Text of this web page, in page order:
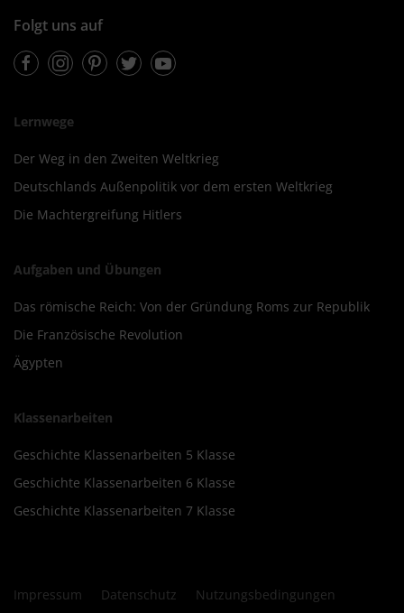
Folgt uns auf
FacebookInstagramPinterestTwitterYoutube
Lernwege
Der Weg in den Zweiten Weltkrieg
Deutschlands Außenpolitik vor dem ersten Weltkrieg
Die Machtergreifung Hitlers
Aufgaben und Übungen
Das römische Reich: Von der Gründung Roms zur Republik
Die Französische Revolution
Ägypten
Klassenarbeiten
Geschichte Klassenarbeiten 5 Klasse
Geschichte Klassenarbeiten 6 Klasse
Geschichte Klassenarbeiten 7 Klasse
Impressum Datenschutz Nutzungsbedingungen